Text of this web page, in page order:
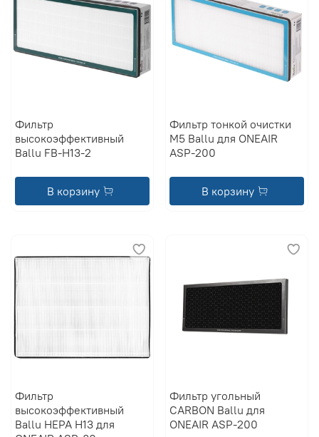
Фильтр
высокоэффективный
Ballu FB-H13-2
В корзину
Фильтр тонкой очистки
M5 Ballu для ONEAIR
ASP-200
В корзину
Фильтр
высокоэффективный
Ballu HEPA Н13 для
Фильтр угольный
CARBON Ballu для
ONEAIR ASP-200